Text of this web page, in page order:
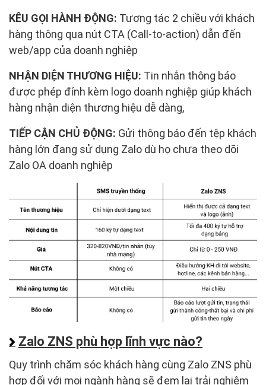
KÊU GỌI HÀNH ĐỘNG: Tương tác 2 chiều với khách
hàng thông qua nút CTA (Call-to-action) dẫn đến
web/app của doanh nghiệp
NHẬN DIỆN THƯƠNG HIỆU: Tin nhắn thông báo
được phép đính kèm logo doanh nghiệp giúp khách
hàng nhận diện thương hiệu dễ dàng,
TIẾP CẬN CHỦ ĐỘNG: Gửi thông báo đến tệp khách
hàng lớn đang sử dụng Zalo dù họ chưa theo dõi
Zalo OA doanh nghiệp
Zalo ZNS phù hợp lĩnh vực nào?
Quy trình chăm sóc khách hàng cùng Zalo ZNS phù
hợp đối với mọi ngành hàng sẽ đem lại trải nghiệm